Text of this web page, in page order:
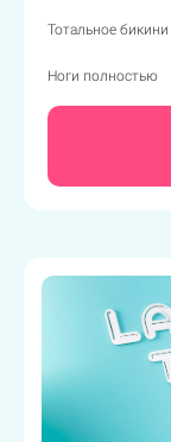
Тотальное бикини
Ноги полностью